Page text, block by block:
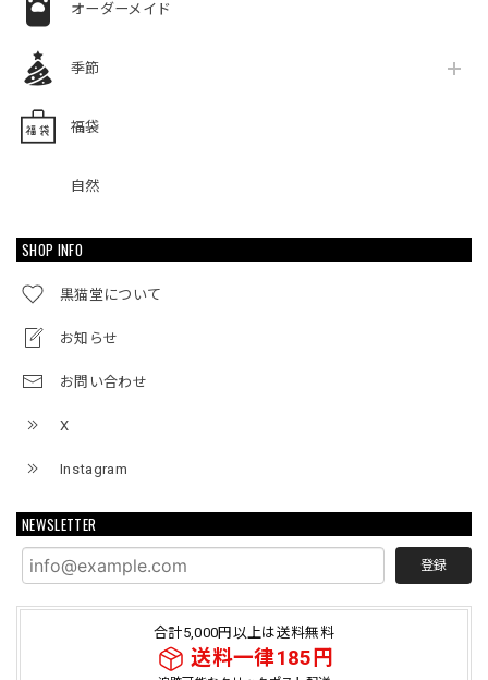
オーダーメイド
季節
福袋
自然
SHOP INFO
黒猫堂について
お知らせ
お問い合わせ
X
Instagram
NEWSLETTER
登録
合計5,000円以上は送料無料
送料一律185円